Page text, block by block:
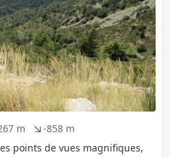
m -858 m
D
é
points de vues magnifiques,